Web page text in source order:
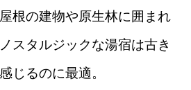
根の建物や原生林に囲まれ
スタルジックな湯宿は古き
じるのに最適。